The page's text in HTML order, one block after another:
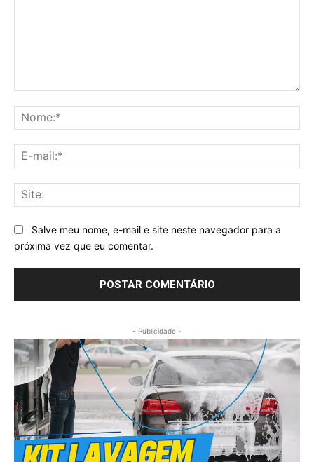
Salve meu nome, e-mail e site neste navegador para a
próxima vez que eu comentar.
- Publicidade -